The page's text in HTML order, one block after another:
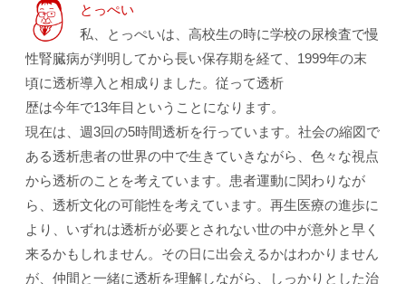
とっぺい
私、とっぺいは、高校生の時に学校の尿検査で慢
性腎臓病が判明してから長い保存期を経て、1999年の末
頃に透析導入と相成りました。従って透析
歴は今年で13年目ということになります。
現在は、週3回の5時間透析を行っています。社会の縮図で
ある透析患者の世界の中で生きていきながら、色々な視点
から透析のことを考えています。患者運動に関わりなが
ら、透析文化の可能性を考えています。再生医療の進歩に
より、いずれは透析が必要とされない世の中が意外と早く
来るかもしれません。その日に出会えるかはわかりません
が、仲間と一緒に透析を理解しながら、しっかりとした治